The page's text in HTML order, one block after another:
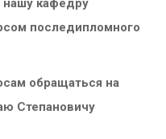
нашу кафедру
последипломного
обращаться на
Степановичу